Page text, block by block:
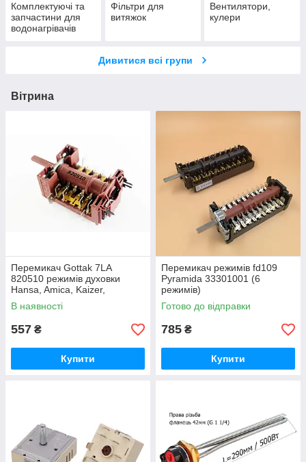
Комплектуючі та
запчастини для
водонагрівачів
Фільтри для
витяжок
Вентилятори,
кулери
Дивитися всі групи
Вітрина
Перемикач Gottak 7LA
820510 режимів духовки
Hansa, Amica, Kaizer,
Gorenje, Beko, Indesit, Ardo
В наявності
557 ₴
Купити
Перемикач режимів fd109
Pyramida 33301001 (6
режимів)
Готово до відправки
785 ₴
Купити